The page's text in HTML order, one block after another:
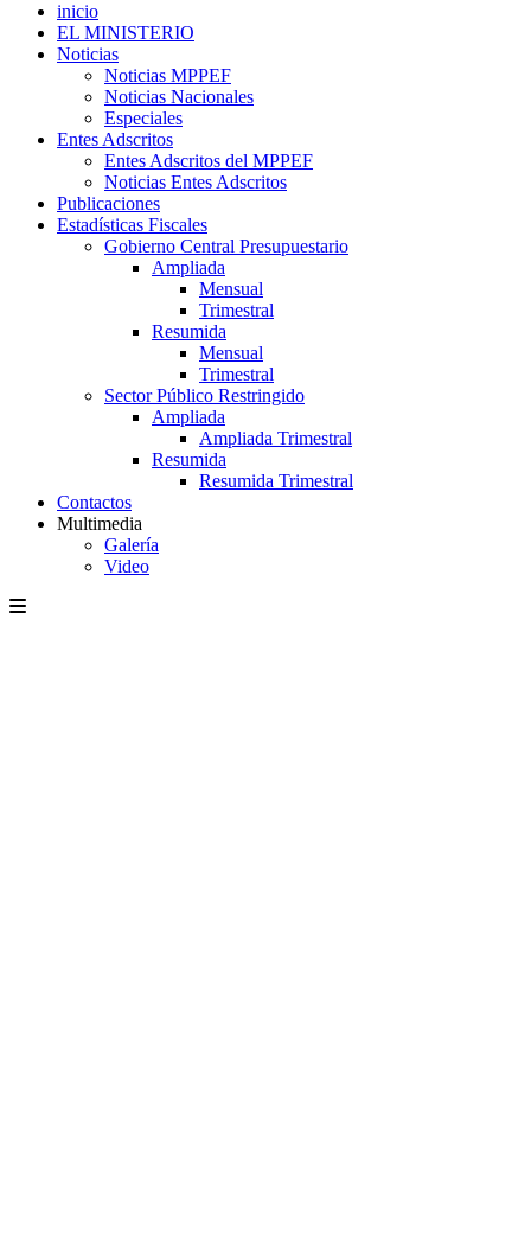
inicio
EL MINISTERIO
Noticias
Noticias MPPEF
Noticias Nacionales
Especiales
Entes Adscritos
Entes Adscritos del MPPEF
Noticias Entes Adscritos
Publicaciones
Estadísticas Fiscales
Gobierno Central Presupuestario
Ampliada
Mensual
Trimestral
Resumida
Mensual
Trimestral
Sector Público Restringido
Ampliada
Ampliada Trimestral
Resumida
Resumida Trimestral
Contactos
Multimedia
Galería
Video